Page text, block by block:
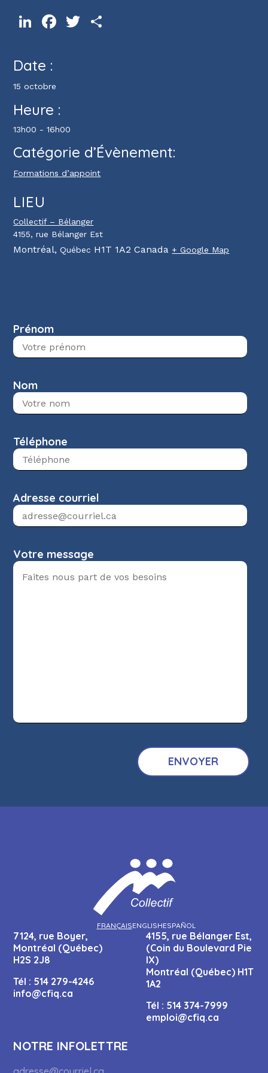
LinkedInFacebookTwitter
Date :
15 octobre
Heure :
13h00 - 16h00
Catégorie d’Évènement:
Formations d’appoint
LIEU
Collectif – Bélanger
4155, rue Bélanger Est
Montréal, Québec H1T 1A2 Canada + Google Map
Prénom
Nom
Téléphone
Adresse courriel
Votre message
FRANÇAISENGLISHESPAÑOL
7124, rue Boyer,
Montréal (Québec)
H2S 2J8
Tél : 514 279-4246
info@cfiq.ca
4155, rue Bélanger Est,
(Coin du Boulevard Pie
IX)
Montréal (Québec) H1T
1A2
Tél : 514 374-7999
emploi@cfiq.ca
NOTRE INFOLETTRE